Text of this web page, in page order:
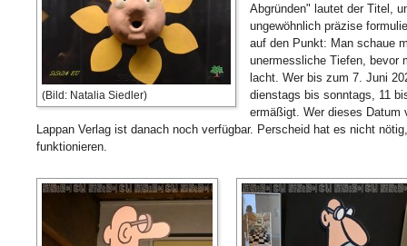
(Bild: Natalia Siedler)
Abgründen" lautet der Titel,
ungewöhnlich präzise
auf den Punkt: Man schaue
unermessliche Tiefen, bevor
lacht. Wer bis zum 7. Juni
dienstags bis sonntags, 11
ermäßigt. Wer dieses Datum
Lappan Verlag ist danach noch verfügbar. Perscheid hat es nicht
funktionieren.